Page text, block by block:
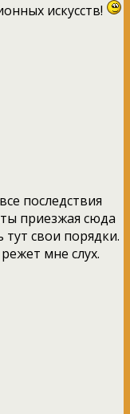
искусств!
последствия
приезжая сюда
свои порядки.
мне слух.